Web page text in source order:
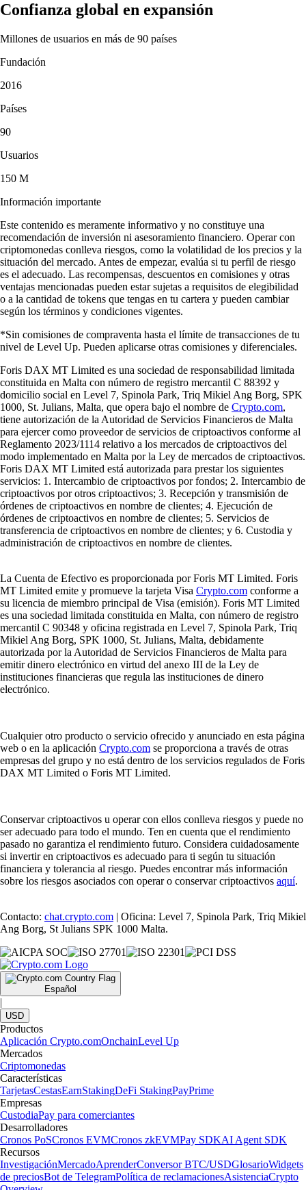
Confianza global en expansión
Millones de usuarios en más de 90 países
Fundación
2016
Países
90
Usuarios
150 M
Información importante
Este contenido es meramente informativo y no constituye una
recomendación de inversión ni asesoramiento financiero. Operar con
criptomonedas conlleva riesgos, como la volatilidad de los precios y la
situación del mercado. Antes de empezar, evalúa si tu perfil de riesgo
es el adecuado. Las recompensas, descuentos en comisiones y otras
ventajas mencionadas pueden estar sujetas a requisitos de elegibilidad
o a la cantidad de tokens que tengas en tu cartera y pueden cambiar
según los términos y condiciones vigentes.
*Sin comisiones de compraventa hasta el límite de transacciones de tu
nivel de Level Up. Pueden aplicarse otras comisiones y diferenciales.
Foris DAX MT Limited es una sociedad de responsabilidad limitada
constituida en Malta con número de registro mercantil C 88392 y
domicilio social en Level 7, Spinola Park, Triq Mikiel Ang Borg, SPK
1000, St. Julians, Malta, que opera bajo el nombre de Crypto.com,
tiene autorización de la Autoridad de Servicios Financieros de Malta
para ejercer como proveedor de servicios de criptoactivos conforme al
Reglamento 2023/1114 relativo a los mercados de criptoactivos del
modo implementado en Malta por la Ley de mercados de criptoactivos.
Foris DAX MT Limited está autorizada para prestar los siguientes
servicios: 1. Intercambio de criptoactivos por fondos; 2. Intercambio de
criptoactivos por otros criptoactivos; 3. Recepción y transmisión de
órdenes de criptoactivos en nombre de clientes; 4. Ejecución de
órdenes de criptoactivos en nombre de clientes; 5. Servicios de
transferencia de criptoactivos en nombre de clientes; y 6. Custodia y
administración de criptoactivos en nombre de clientes.
La Cuenta de Efectivo es proporcionada por Foris MT Limited. Foris
MT Limited emite y promueve la tarjeta Visa Crypto.com conforme a
su licencia de miembro principal de Visa (emisión). Foris MT Limited
es una sociedad limitada constituida en Malta, con número de registro
mercantil C 90348 y oficina registrada en Level 7, Spinola Park, Triq
Mikiel Ang Borg, SPK 1000, St. Julians, Malta, debidamente
autorizada por la Autoridad de Servicios Financieros de Malta para
emitir dinero electrónico en virtud del anexo III de la Ley de
instituciones financieras que regula las instituciones de dinero
electrónico.
Cualquier otro producto o servicio ofrecido y anunciado en esta página
web o en la aplicación Crypto.com se proporciona a través de otras
empresas del grupo y no está dentro de los servicios regulados de Foris
DAX MT Limited o Foris MT Limited.
Conservar criptoactivos u operar con ellos conlleva riesgos y puede no
ser adecuado para todo el mundo. Ten en cuenta que el rendimiento
pasado no garantiza el rendimiento futuro. Considera cuidadosamente
si invertir en criptoactivos es adecuado para ti según tu situación
financiera y tolerancia al riesgo. Puedes encontrar más información
sobre los riesgos asociados con operar o conservar criptoactivos aquí.
Contacto: chat.crypto.com | Oficina: Level 7, Spinola Park, Triq Mikiel
Ang Borg, St Julians SPK 1000 Malta.
Español
|
USD
Productos
Aplicación Crypto.comOnchainLevel Up
Mercados
Criptomonedas
Características
TarjetasCestasEarnStakingDeFi StakingPayPrime
Empresas
CustodiaPay para comerciantes
Desarrolladores
Cronos PoSCronos EVMCronos zkEVMPay SDKAI Agent SDK
Recursos
InvestigaciónMercadoAprenderConversor BTC/USDGlosarioWidgets
de preciosBot de TelegramPolítica de reclamacionesAsistenciaCrypto